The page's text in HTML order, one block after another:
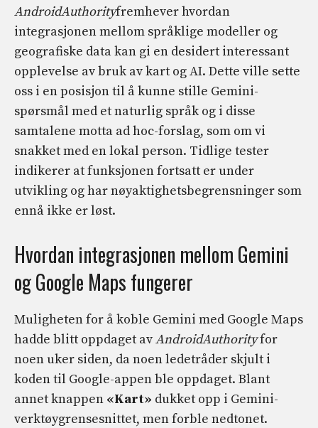
AndroidAuthorityfremhever hvordan
integrasjonen mellom språklige modeller og
geografiske data kan gi en desidert interessant
opplevelse av bruk av kart og AI. Dette ville sette
oss i en posisjon til å kunne stille Gemini-
spørsmål med et naturlig språk og i disse
samtalene motta ad hoc-forslag, som om vi
snakket med en lokal person. Tidlige tester
indikerer at funksjonen fortsatt er under
utvikling og har nøyaktighetsbegrensninger som
ennå ikke er løst.
Hvordan integrasjonen mellom Gemini
og Google Maps fungerer
Muligheten for å koble Gemini med Google Maps
hadde blitt oppdaget avAndroidAuthorityfor
noen uker siden, da noen ledetråder skjult i
koden til Google-appen ble oppdaget. Blant
annet knappen «Kart» dukket opp i Gemini-
verktøygrensesnittet, men forble nedtonet.